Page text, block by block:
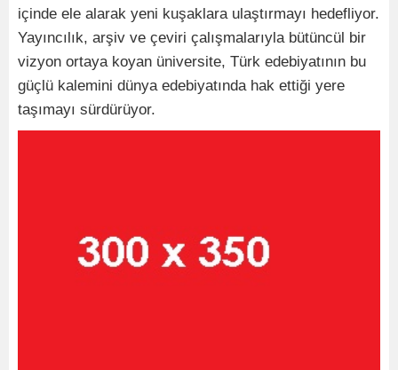
içinde ele alarak yeni kuşaklara ulaştırmayı hedefliyor.
Yayıncılık, arşiv ve çeviri çalışmalarıyla bütüncül bir
vizyon ortaya koyan üniversite, Türk edebiyatının bu
güçlü kalemini dünya edebiyatında hak ettiği yere
taşımayı sürdürüyor.